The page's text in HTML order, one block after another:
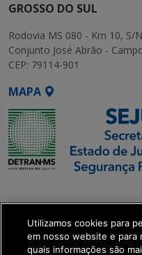
GROSSO DO SUL
Rodovia MS 080 - Km 10, S/N
Conjunto José Abrão -
CEP: 79114-901
MAPA
Executiva de
Transformação Digital
Utilizamos cookies para
em nosso website e para
quais informações são